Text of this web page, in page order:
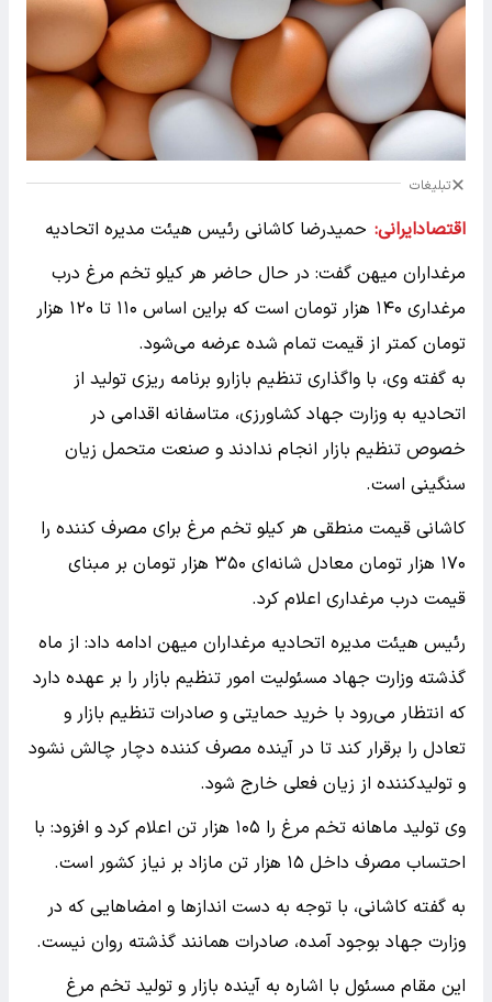
تبلیغات
اقتصادایرانی: حمیدرضا کاشانی رئیس هیئت مدیره اتحادیه
مرغداران میهن گفت: در حال حاضر هر کیلو تخم مرغ درب
مرغداری ۱۴۰ هزار تومان است که براین اساس ۱۱۰ تا ۱۲۰ هزار
تومان کمتر از قیمت تمام شده عرضه می‌شود.
به گفته وی، با واگذاری تنظیم بازارو برنامه ریزی تولید از
اتحادیه به وزارت جهاد کشاورزی، متاسفانه اقدامی در
خصوص تنظیم بازار انجام ندادند و صنعت متحمل زیان
سنگینی است.
کاشانی قیمت منطقی هر کیلو تخم مرغ برای مصرف کننده را
۱۷۰ هزار تومان معادل شانه‌ای ۳۵۰ هزار تومان بر مبنای
قیمت درب مرغداری اعلام کرد.
رئیس هیئت مدیره اتحادیه مرغداران میهن ادامه داد: از ماه
گذشته وزارت جهاد مسئولیت امور تنظیم بازار را بر عهده دارد
که انتظار می‌رود با خرید حمایتی و صادرات تنظیم بازار و
تعادل را برقرار کند تا در آینده مصرف کننده دچار چالش نشود
و تولیدکننده از زیان فعلی خارج شود.
وی تولید ماهانه تخم مرغ را ۱۰۵ هزار تن اعلام کرد و افزود: با
احتساب مصرف داخل ۱۵ هزار تن مازاد بر نیاز کشور است.
به گفته کاشانی، با توجه به دست انداز‌ها و امضا‌هایی که در
وزارت جهاد بوجود آمده، صادرات همانند گذشته روان نیست.
این مقام مسئول با اشاره به آینده بازار و تولید تخم مرغ